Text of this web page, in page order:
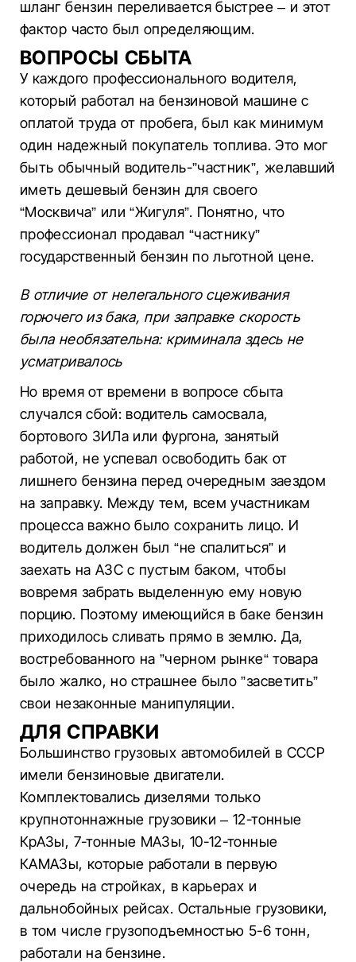
шланг бензин переливается быстрее – и этот
фактор часто был определяющим.
ВОПРОСЫ СБЫТА
У каждого профессионального водителя,
который работал на бензиновой машине с
оплатой труда от пробега, был как минимум
один надежный покупатель топлива. Это мог
быть обычный водитель-”частник”, желавший
иметь дешевый бензин для своего
“Москвича” или “Жигуля”. Понятно, что
профессионал продавал “частнику”
государственный бензин по льготной цене.
В отличие от нелегального сцеживания
горючего из бака, при заправке скорость
была необязательна: криминала здесь не
усматривалось
Но время от времени в вопросе сбыта
случался сбой: водитель самосвала,
бортового ЗИЛа или фургона, занятый
работой, не успевал освободить бак от
лишнего бензина перед очередным заездом
на заправку. Между тем, всем участникам
процесса важно было сохранить лицо. И
водитель должен был “не спалиться” и
заехать на АЗС с пустым баком, чтобы
вовремя забрать выделенную ему новую
порцию. Поэтому имеющийся в баке бензин
приходилось сливать прямо в землю. Да,
востребованного на ”черном рынке“ товара
было жалко, но страшнее было ”засветить”
свои незаконные манипуляции.
ДЛЯ СПРАВКИ
Большинство грузовых автомобилей в СССР
имели бензиновые двигатели.
Комплектовались дизелями только
крупнотоннажные грузовики – 12-тонные
КрАЗы, 7-тонные МАЗы, 10-12-тонные
КАМАЗы, которые работали в первую
очередь на стройках, в карьерах и
дальнобойных рейсах. Остальные грузовики,
в том числе грузоподъемностью 5-6 тонн,
работали на бензине.